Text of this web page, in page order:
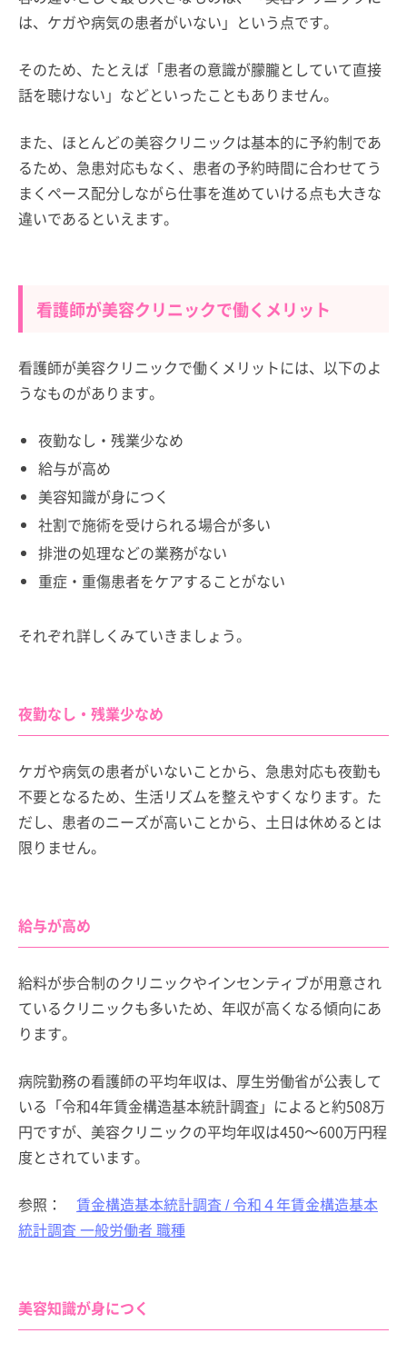
は、ケガや病気の患者がいない」という点です。
そのため、たとえば「患者の意識が朦朧としていて直接
話を聴けない」などといったこともありません。
また、ほとんどの美容クリニックは基本的に予約制であ
るため、急患対応もなく、患者の予約時間に合わせてう
まくペース配分しながら仕事を進めていける点も大きな
違いであるといえます。
看護師が美容クリニックで働くメリット
看護師が美容クリニックで働くメリットには、以下のよ
うなものがあります。
夜勤なし・残業少なめ
給与が高め
美容知識が身につく
社割で施術を受けられる場合が多い
排泄の処理などの業務がない
重症・重傷患者をケアすることがない
それぞれ詳しくみていきましょう。
夜勤なし・残業少なめ
ケガや病気の患者がいないことから、急患対応も夜勤も
不要となるため、生活リズムを整えやすくなります。た
だし、患者のニーズが高いことから、土日は休めるとは
限りません。
給与が高め
給料が歩合制のクリニックやインセンティブが用意され
ているクリニックも多いため、年収が高くなる傾向にあ
ります。
病院勤務の看護師の平均年収は、厚生労働省が公表して
いる「令和4年賃金構造基本統計調査」によると約508万
円ですが、美容クリニックの平均年収は450～600万円程
度とされています。
参照： 賃金構造基本統計調査 / 令和４年賃金構造基本
統計調査 一般労働者 職種
美容知識が身につく